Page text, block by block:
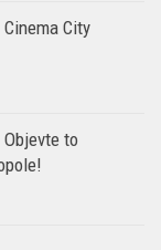
City
to